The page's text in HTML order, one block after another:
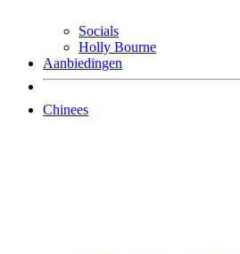
Socials
Holly Bourne
Aanbiedingen
Chinees